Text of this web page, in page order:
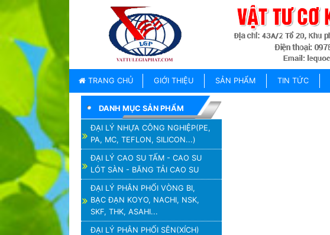
TRANG CHỦ GIỚI THIỆU SẢN PHẨM TIN TỨC
TRANG
CHỦ
SẢN
PHẨM
THƯƠNG
TIN
TỨC
DANH MỤC SẢN PHẨM
ĐẠI LÝ NHỰA CÔNG NGHIỆP(PE,
PA, MC, TEFLON, SILICON...)
ĐẠI LÝ CAO SU TẤM - CAO SU
LÓT SÀN - BĂNG TẢI CAO SU
ĐẠI LÝ PHÂN PHỐI VÒNG BI,
BẠC ĐẠN KOYO, NACHI, NSK,
SKF, THK, ASAHI...
ĐẠI LÝ PHÂN PHỐI SÊN(XÍCH)